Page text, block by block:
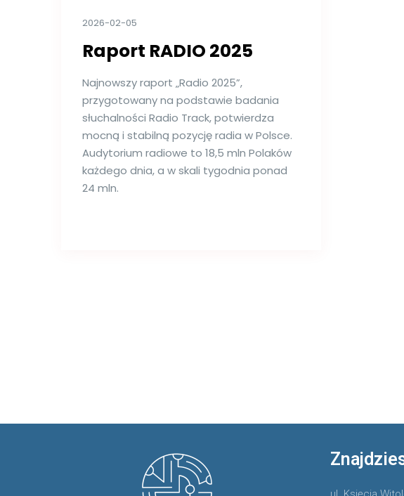
2026-02-05
Raport RADIO 2025
Najnowszy raport „Radio 2025”,
przygotowany na podstawie badania
słuchalności Radio Track, potwierdza
mocną i stabilną pozycję radia w Polsce.
Audytorium radiowe to 18,5 mln Polaków
każdego dnia, a w skali tygodnia ponad
24 mln.